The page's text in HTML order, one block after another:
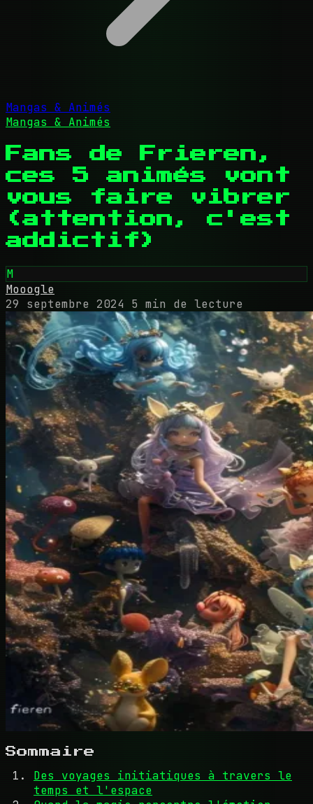
Mangas & Animés
Mangas & Animés
Fans de Frieren,
ces 5 animés vont
vous faire vibrer
(attention, c'est
addictif)
M
Mooogle
29 septembre 2024
5 min de lecture
Sommaire
Des voyages initiatiques à travers le
temps et l'espace